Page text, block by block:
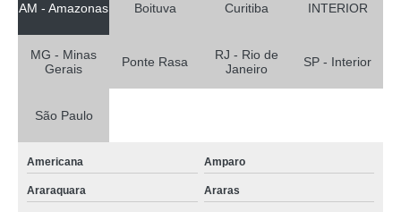
AM - Amazonas Boituva Curitiba INTERIOR
MG - Minas
Gerais
Ponte Rasa
RJ - Rio de
Janeiro
SP - Interior
São Paulo
Americana Amparo
Araraquara Araras